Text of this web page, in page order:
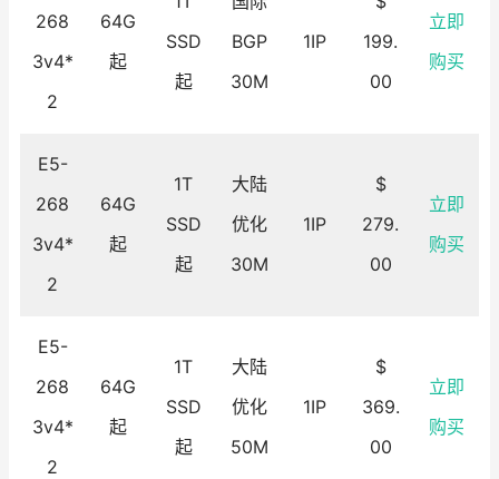
268
3v4*
2
64G
起
SSD
起
BGP
30M
1IP
199.
00
立即
购买
E5-
268
3v4*
2
64G
起
1T
SSD
起
大陆
优化
30M
1IP
$
279.
00
立即
购买
E5-
268
3v4*
2
64G
起
1T
SSD
起
大陆
优化
50M
1IP
$
369.
00
立即
购买